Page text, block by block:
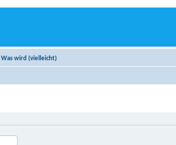
Was wird (vielleicht)